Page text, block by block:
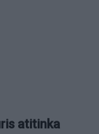
atitinka